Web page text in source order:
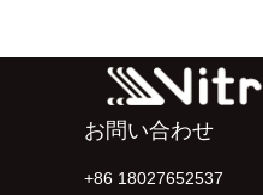
お問い合わせ
+86 18027652537